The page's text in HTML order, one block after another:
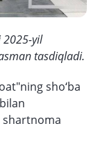
2025-yil
tasdiqladi.
sho‘ba
shartnoma